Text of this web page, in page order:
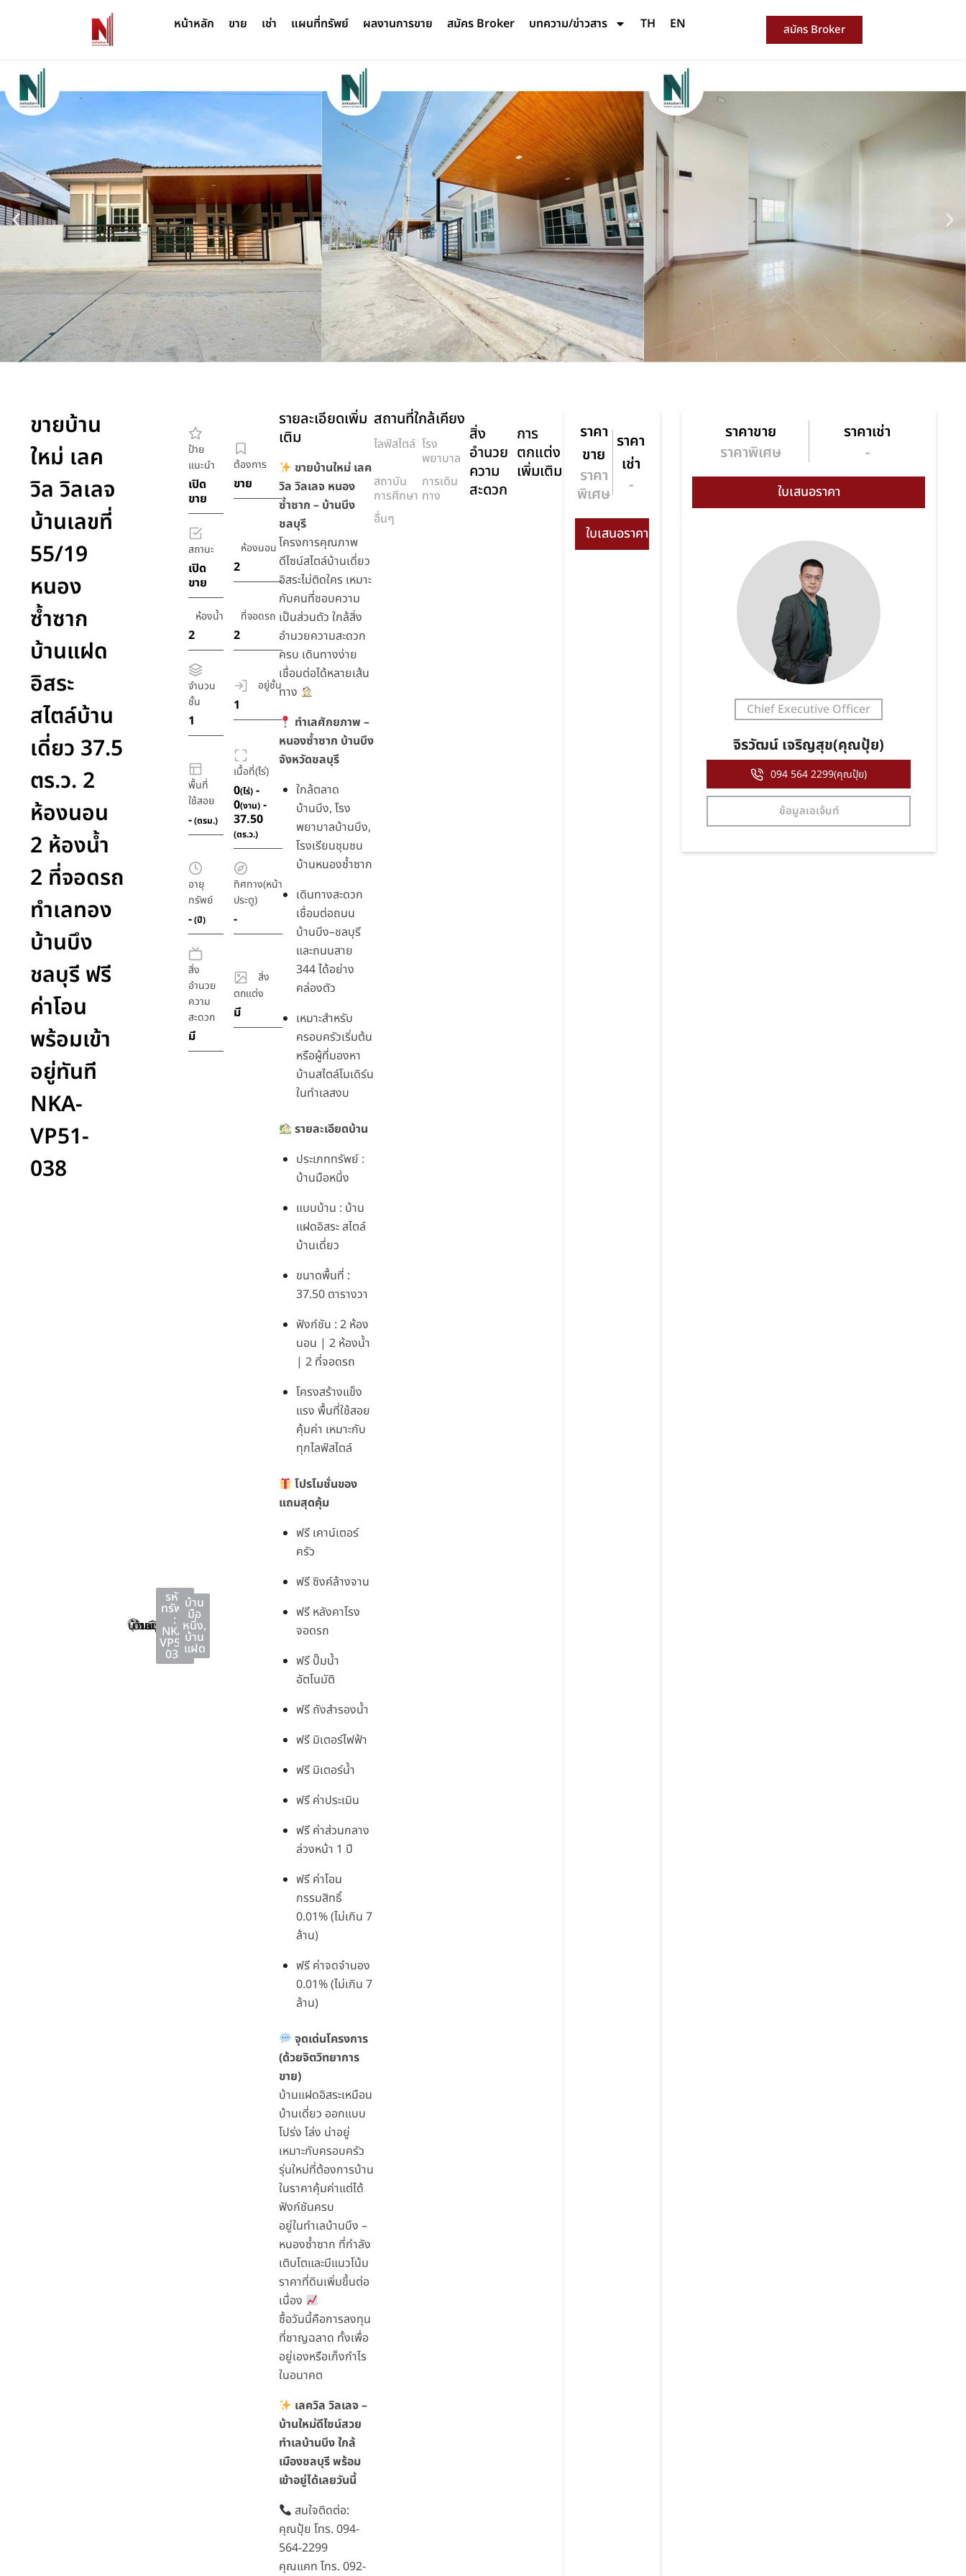
หน้าหลัก ขาย เช่า แผนที่ทรัพย์ ผลงานการขาย สมัคร Broker บทความ/ข่าวสาร TH EN สมัคร Broker
ขายบ้าน
ใหม่ เลค
วิล วิลเลจ
บ้านเลขที่
55/19
หนอง
ซ้ำซาก
บ้านแฝด
อิสระ
สไตล์บ้าน
เดี่ยว 37.5
ตร.ว. 2
ห้องนอน
2 ห้องน้ำ
2 ที่จอดรถ
ทำเลทอง
บ้านบึง
ชลบุรี ฟรี
ค่าโอน
พร้อมเข้า
อยู่ทันที
NKA-
VP51-
038
บ้านบึง
บ้านบึง
ชลบุรี
รหัส
ทรัพย์
:
NKA-
VP51-
038
บ้าน
มือ
หนึ่ง,
บ้าน
แฝด
ป้าย
แนะนำ
เปิด
ขาย
ต้องการ
ขาย
สถานะ
เปิด
ขาย
ห้องนอน
2
ห้องน้ำ
2
ที่จอดรถ
2
จำนวน
ชั้น
1
อยู่ชั้น
1
พื้นที่
ใช้สอย
-(ตรม.)
เนื้อที่(ไร่)
0(ไร่) -
0(งาน) -
37.50
(ตร.ว.)
อายุ
ทรัพย์
-(ปี)
ทิศทาง(หน้า
ประตู)
-
สิ่ง
อำนวย
ความ
สะดวก
มี
สิ่ง
ตกแต่ง
มี
รายละเอียดเพิ่ม
เติม
ขายบ้านใหม่ เลค
วิล วิลเลจ หนอง
ซ้ำซาก – บ้านบึง
ชลบุรี
โครงการคุณภาพ
ดีไซน์สไตล์บ้านเดี่ยว
อิสระไม่ติดใคร เหมาะ
กับคนที่ชอบความ
เป็นส่วนตัว ใกล้สิ่ง
อำนวยความสะดวก
ครบ เดินทางง่าย
เชื่อมต่อได้หลายเส้น
ทาง
ทำเลศักยภาพ –
หนองซ้ำซาก บ้านบึง
จังหวัดชลบุรี
ใกล้ตลาด
บ้านบึง, โรง
พยาบาลบ้านบึง,
โรงเรียนชุมชน
บ้านหนองซ้ำซาก
เดินทางสะดวก
เชื่อมต่อถนน
บ้านบึง–ชลบุรี
และถนนสาย
344 ได้อย่าง
คล่องตัว
เหมาะสำหรับ
ครอบครัวเริ่มต้น
หรือผู้ที่มองหา
บ้านสไตล์โมเดิร์น
ในทำเลสงบ
รายละเอียดบ้าน
ประเภททรัพย์ :
บ้านมือหนึ่ง
แบบบ้าน : บ้าน
แฝดอิสระ สไตล์
บ้านเดี่ยว
ขนาดพื้นที่ :
37.50 ตารางวา
ฟังก์ชัน : 2 ห้อง
นอน | 2 ห้องน้ำ
| 2 ที่จอดรถ
โครงสร้างแข็ง
แรง พื้นที่ใช้สอย
คุ้มค่า เหมาะกับ
ทุกไลฟ์สไตล์
โปรโมชั่นของ
แถมสุดคุ้ม
ฟรี เคาน์เตอร์
ครัว
ฟรี ซิงค์ล้างจาน
ฟรี หลังคาโรง
จอดรถ
ฟรี ปั๊มน้ำ
อัตโนมัติ
ฟรี ถังสำรองน้ำ
ฟรี มิเตอร์ไฟฟ้า
ฟรี มิเตอร์น้ำ
ฟรี ค่าประเมิน
ฟรี ค่าส่วนกลาง
ล่วงหน้า 1 ปี
ฟรี ค่าโอน
กรรมสิทธิ์
0.01% (ไม่เกิน 7
ล้าน)
ฟรี ค่าจดจำนอง
0.01% (ไม่เกิน 7
ล้าน)
จุดเด่นโครงการ
(ด้วยจิตวิทยาการ
ขาย)
บ้านแฝดอิสระเหมือน
บ้านเดี่ยว ออกแบบ
โปร่ง โล่ง น่าอยู่
เหมาะกับครอบครัว
รุ่นใหม่ที่ต้องการบ้าน
ในราคาคุ้มค่าแต่ได้
ฟังก์ชันครบ
อยู่ในทำเลบ้านบึง –
หนองซ้ำซาก ที่กำลัง
เติบโตและมีแนวโน้ม
ราคาที่ดินเพิ่มขึ้นต่อ
เนื่อง
ซื้อวันนี้คือการลงทุน
ที่ชาญฉลาด ทั้งเพื่อ
อยู่เองหรือเก็งกำไร
ในอนาคต
เลควิล วิลเลจ –
บ้านใหม่ดีไซน์สวย
ทำเลบ้านบึง ใกล้
เมืองชลบุรี พร้อม
เข้าอยู่ได้เลยวันนี้
สนใจติดต่อ:
คุณปุ้ย โทร. 094-
564-2299
คุณแคท โทร. 092-
สถานที่ใกล้เคียง
ไลฟ์สไตล์ โรง
พยาบาล
สถาบัน
การศึกษา
การเดิน
ทาง
อื่นๆ
สิ่ง
อำนวย
ความ
สะดวก
การ
ตกแต่ง
เพิ่มเติม
ราคา
ขาย
ราคา
พิเศษ
ราคา
เช่า
-
ราคาขาย
ราคาพิเศษ
ราคาเช่า
-
Chief Executive Officer
จิรวัฒน์ เจริญสุข(คุณปุ้ย)
094 564 2299(คุณปุ้ย)
ข้อมูลเอเจ้นท์